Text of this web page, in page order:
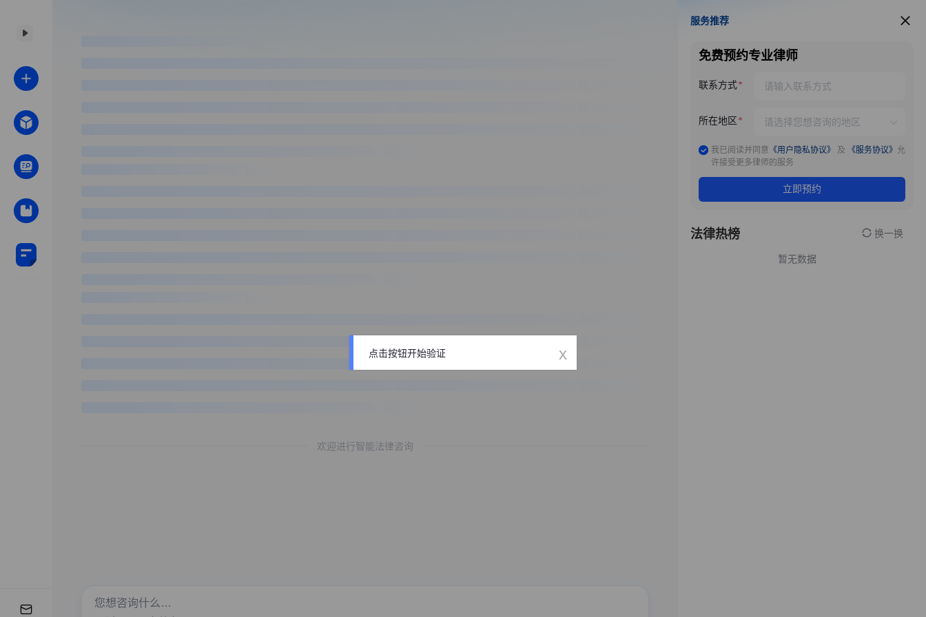
欢迎进行智能法律咨询
服务推荐
服务推荐
免费预约专业律师
联系方式
所在地区
我已阅读并同意 《用户隐私协议》 及 《服务协议》 允
许接受更多律师的服务
立即预约
法律热榜 换一换
暂无数据
点击按钮开始验证 x